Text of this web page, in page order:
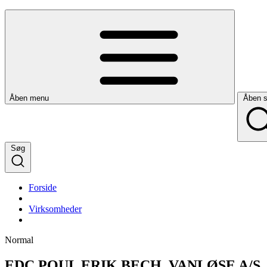
Åben menu Åben
Søg
Forside
Virksomheder
Normal